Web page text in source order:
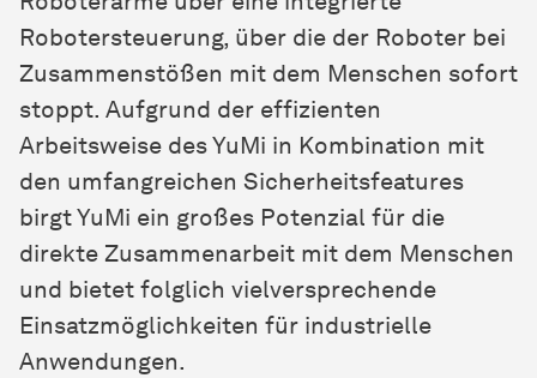
Robotersteuerung, über die der Roboter bei
Zusammenstößen mit dem Menschen sofort
stoppt. Aufgrund der effizienten
Arbeitsweise des YuMi in Kombination mit
den umfangreichen Sicherheitsfeatures
birgt YuMi ein großes Potenzial für die
direkte Zusammenarbeit mit dem Menschen
und bietet folglich vielversprechende
Einsatzmöglichkeiten für industrielle
Anwendungen.